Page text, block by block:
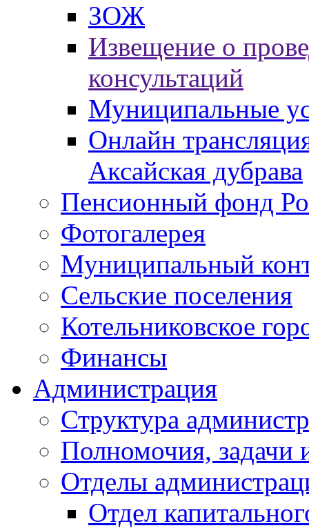
ЗОЖ
Извещение о
консультаций
Муниципальные
Онлайн
Аксайская дубрава
Пенсионный фонд
Фотогалерея
Муниципальный
Сельские поселения
Котельниковское
Финансы
Администрация
Структура
Полномочия, задачи
Отделы
Отдел